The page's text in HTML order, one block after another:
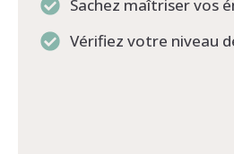
Sachez maîtriser vos
Vérifiez votre niveau